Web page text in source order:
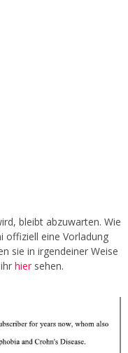
bleibt abzuwarten. Wie
offiziell eine Vorladung
sie in irgendeiner Weise
hiersehen.